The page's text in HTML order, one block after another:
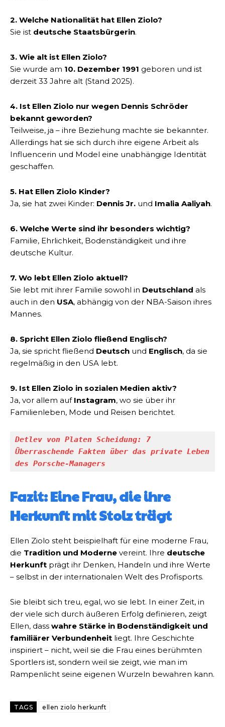
2. Welche Nationalität hat Ellen Ziolo?
Sie ist deutsche Staatsbürgerin.
3. Wie alt ist Ellen Ziolo?
Sie wurde am 10. Dezember 1991 geboren und ist
derzeit 33 Jahre alt (Stand 2025).
4. Ist Ellen Ziolo nur wegen Dennis Schröder
bekannt geworden?
Teilweise, ja – ihre Beziehung machte sie bekannter.
Allerdings hat sie sich durch ihre eigene Arbeit als
Influencerin und Model eine unabhängige Identität
geschaffen.
5. Hat Ellen Ziolo Kinder?
Ja, sie hat zwei Kinder: Dennis Jr. und Imalia Aaliyah.
6. Welche Werte sind ihr besonders wichtig?
Familie, Ehrlichkeit, Bodenständigkeit und ihre
deutsche Kultur.
7. Wo lebt Ellen Ziolo aktuell?
Sie lebt mit ihrer Familie sowohl in Deutschland als
auch in den USA, abhängig von der NBA-Saison ihres
Mannes.
8. Spricht Ellen Ziolo fließend Englisch?
Ja, sie spricht fließend Deutsch und Englisch, da sie
regelmäßig in den USA lebt.
9. Ist Ellen Ziolo in sozialen Medien aktiv?
Ja, vor allem auf Instagram, wo sie über ihr
Familienleben, Mode und Reisen berichtet.
Detlev von Platen Scheidung: 7
Überraschende Fakten über das private Leben
des Porsche-Managers
Fazit: Eine Frau, die ihre
Herkunft mit Stolz trägt
Ellen Ziolo steht beispielhaft für eine moderne Frau,
die Tradition und Moderne vereint. Ihre deutsche
Herkunft prägt ihr Denken, Handeln und ihre Werte
– selbst in der internationalen Welt des Profisports.
Sie bleibt sich treu, egal, wo sie lebt. In einer Zeit, in
der viele sich durch äußeren Erfolg definieren, zeigt
Ellen, dass wahre Stärke in Bodenständigkeit und
familiärer Verbundenheit liegt. Ihre Geschichte
inspiriert – nicht, weil sie die Frau eines berühmten
Sportlers ist, sondern weil sie zeigt, wie man im
Rampenlicht seine eigenen Wurzeln bewahren kann.
TAGS ellen ziolo herkunft